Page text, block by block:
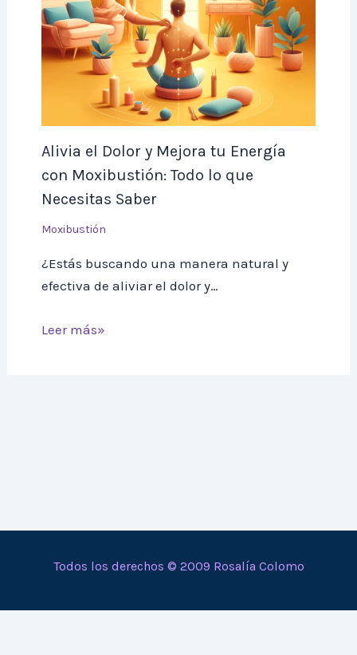
Alivia el Dolor y Mejora tu Energía
con Moxibustión: Todo lo que
Necesitas Saber
Moxibustión
¿Estás buscando una manera natural y
efectiva de aliviar el dolor y…
Leer más»
Todos los derechos © 2009 Rosalía Colomo